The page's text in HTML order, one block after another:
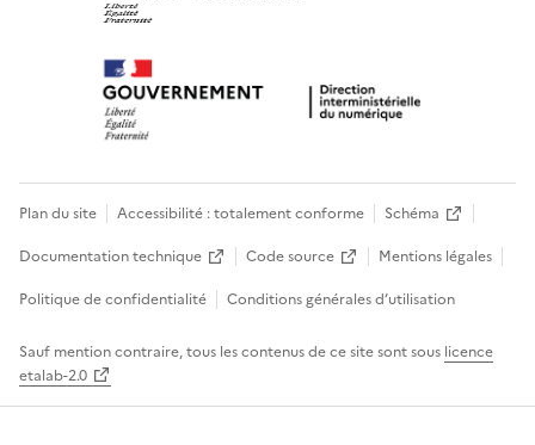
Plan du site Accessibilité : totalement conforme
Schéma
Documentation technique
Code source
Mentions légales
Politique de confidentialité
Conditions générales d’utilisation
Sauf mention contraire, tous les contenus de ce site sont sous licence
etalab-2.0